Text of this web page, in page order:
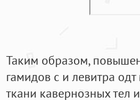
Таким образом,
гамидов с и левитра
ткани кавернозных тел